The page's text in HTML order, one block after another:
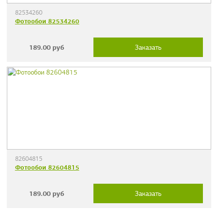
82534260
Фотообои 82534260
189.00 руб Заказать
82604815
Фотообои 82604815
189.00 руб Заказать